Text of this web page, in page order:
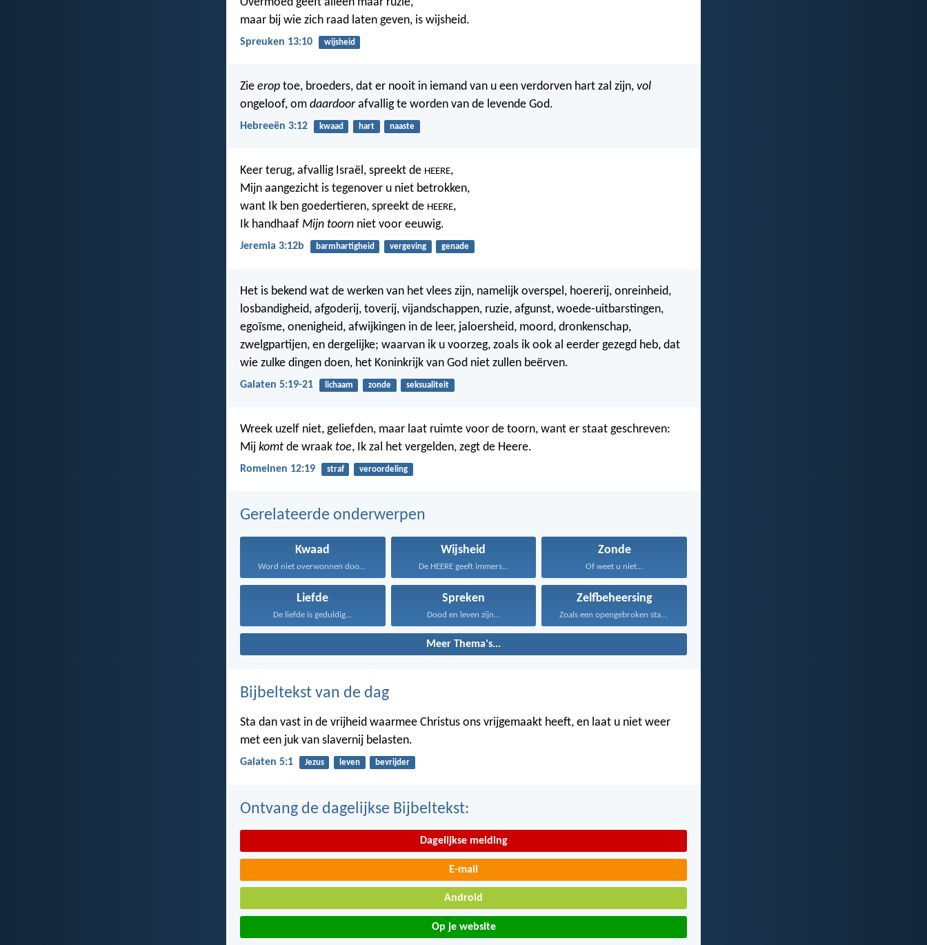
maar bij wie zich raad laten geven, is wijsheid.
Spreuken 13:10 wijsheid
Zie erop toe, broeders, dat er nooit in iemand van u een verdorven hart zal zijn, vol
ongeloof, om daardoorafvallig te worden van de levende God.
Hebreeën 3:12 kwaad hart naaste
Keer terug, afvallig Israël, spreekt de HEERE,
Mijn aangezicht is tegenover u niet betrokken,
want Ik ben goedertieren, spreekt de HEERE,
Ik handhaaf Mijn toorn niet voor eeuwig.
Jeremia 3:12b barmhartigheid vergeving genade
Het is bekend wat de werken van het vlees zijn, namelijk overspel, hoererij, onreinheid,
losbandigheid, afgoderij, toverij, vijandschappen, ruzie, afgunst, woede-uitbarstingen,
egoïsme, onenigheid, afwijkingen in de leer, jaloersheid, moord, dronkenschap,
zwelgpartijen, en dergelijke; waarvan ik u voorzeg, zoals ik ook al eerder gezegd heb, dat
wie zulke dingen doen, het Koninkrijk van God niet zullen beërven.
Galaten 5:19-21 lichaam zonde seksualiteit
Wreek uzelf niet, geliefden, maar laat ruimte voor de toorn, want er staat geschreven:
Mij komt de wraak toe, Ik zal het vergelden, zegt de Heere.
Romeinen 12:19 straf veroordeling
Gerelateerde onderwerpen
Kwaad
Word niet overwonnen door...
Wijsheid
De HEERE geeft immers...
Zonde
Of weet u niet...
Liefde
De liefde is geduldig...
Spreken
Dood en leven zijn...
Zelfbeheersing
Zoals een opengebroken stad...
Meer Thema's...
Bijbeltekst van de dag
Sta dan vast in de vrijheid waarmee Christus ons vrijgemaakt heeft, en laat u niet weer
met een juk van slavernij belasten.
Galaten 5:1 Jezus leven bevrijder
Ontvang de dagelijkse Bijbeltekst:
Dagelijkse melding
E-mail
Android
Op je website